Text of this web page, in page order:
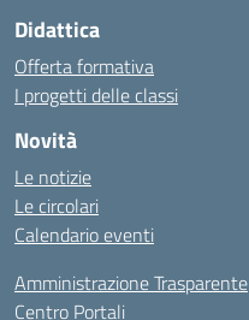
Didattica
Offerta formativa
I progetti delle classi
Novità
Le notizie
Le circolari
Calendario eventi
Amministrazione Trasparente
Centro Portali